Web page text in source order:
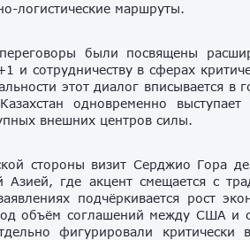
логистические маршруты.
были посвящены
и сотрудничеству в сферах
этот диалог вписывается в
одновременно
внешних центров силы.
стороны визит Серджио Гора
Азией, где акцент смещается с
подчёркивается рост
объём соглашений между США и
фигурировали